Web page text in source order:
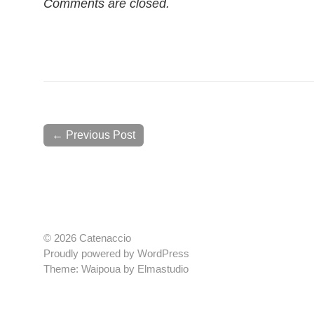
Comments are closed.
← Previous Post
© 2026 Catenaccio
Proudly powered by WordPress
Theme: Waipoua by Elmastudio